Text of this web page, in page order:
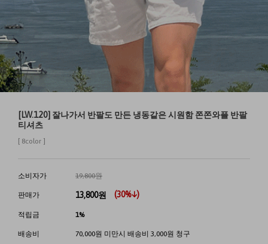
[LW.120] 잘나가서 반팔도 만든 냉동같은 시원함 쫀쫀와플 반팔
티셔츠
[ 8color ]
소비자가 19,800원
판매가 13,800원 (30%↓)
적립금 1%
배송비 70,000원 미만시 배송비 3,000원 청구